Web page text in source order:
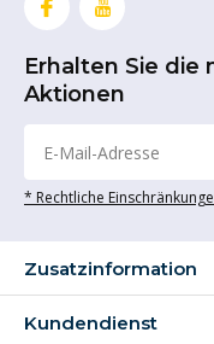
Lenkrollen und 2
können Sie den
Wegrollen zu
anheben können,
auch platzsparend
ausgestattet. Dies
und verhindert ein
Tragfähigkeit von
Erhalten Sie die
Aktionen
* Rechtliche
Zusatzinformation
Kundendienst